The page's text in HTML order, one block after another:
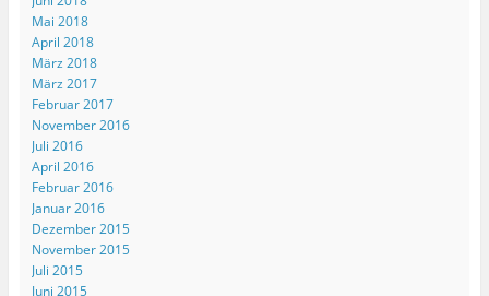
Mai 2018
April 2018
März 2018
März 2017
Februar 2017
November 2016
Juli 2016
April 2016
Februar 2016
Januar 2016
Dezember 2015
November 2015
Juli 2015
Juni 2015